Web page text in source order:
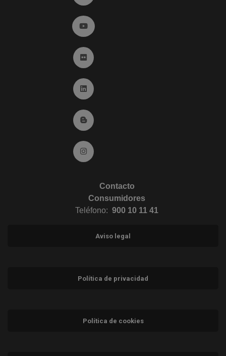
Ir a YouTube (abre en ventana nueva)
Ir a Flickr (abre en ventana nueva)
Ir a Linkedin (abre en ventana nueva)
Ir al Blog (abre en ventana nueva)
Ir a Instagram (abre en ventana nueva)
Contacto
Consumidores
Teléfono: 900 10 11 41
Aviso legal
Política de privacidad
Política de cookies